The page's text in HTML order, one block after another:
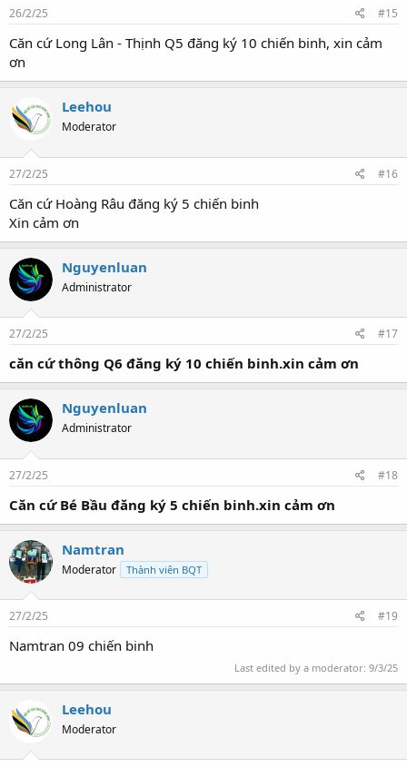
26/2/25 #15
Căn cứ Long Lân - Thịnh Q5 đăng ký 10 chiến binh, xin cảm
ơn
Leehou
Moderator
27/2/25 #16
Căn cứ Hoàng Râu đăng ký 5 chiến binh
Xin cảm ơn
Nguyenluan
Administrator
27/2/25 #17
căn cứ thông Q6 đăng ký 10 chiến binh.xin cảm ơn
Nguyenluan
Administrator
27/2/25 #18
Căn cứ Bé Bầu đăng ký 5 chiến binh.xin cảm ơn
Namtran
Moderator Thành viên BQT
27/2/25 #19
Namtran 09 chiến binh
Last edited by a moderator: 9/3/25
Leehou
Moderator